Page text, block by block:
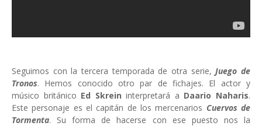
Seguimos con la tercera temporada de otra serie,Juego de
Tronos. Hemos conocido otro par de fichajes. El actor y
músico británico Ed Skrein interpretará a Daario Naharis.
Este personaje es el capitán de los mercenarios Cuervos de
Tormenta. Su forma de hacerse con ese puesto nos la